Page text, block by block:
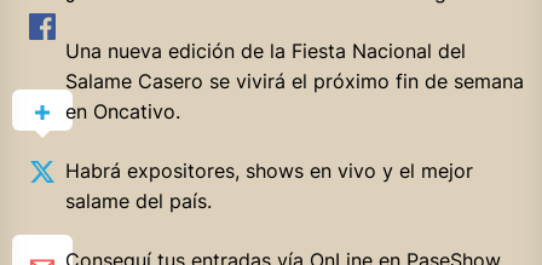
Una nueva edición de la Fiesta Nacional del
Salame Casero se vivirá el próximo fin de semana
en Oncativo.
Habrá expositores, shows en vivo y el mejor
salame del país.